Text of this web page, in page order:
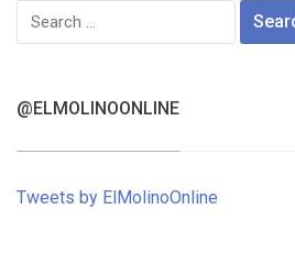
Search
for:
@ELMOLINOONLINE
Tweets by ElMolinoOnline